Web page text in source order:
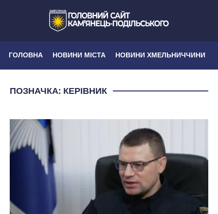
ГОЛОВНА НОВИНИ МІСТА НОВИНИ ХМЕЛЬНИЧЧИНИ
ПОЗНАЧКА: КЕРІВНИК